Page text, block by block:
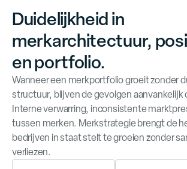
Duidelijkheid in
merkarchitectuur,
en portfolio.
Wanneer een merkportfolio groeit zonder
structuur, blijven de gevolgen aanvankelijk
Interne verwarring, inconsistente
tussen merken. Merkstrategie brengt de
bedrijven in staat stelt te groeien zonder
verliezen.